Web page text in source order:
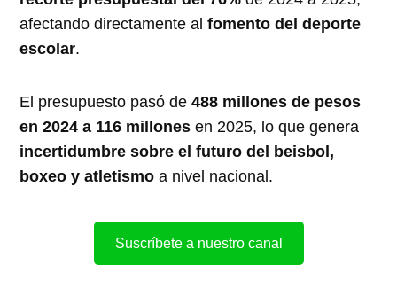
afectando directamente alfomento del deporte
escolar.
El presupuesto pasó de488 millones de pesos
en 2024 a 116 millones en 2025, lo que genera
incertidumbre sobre el futuro del beisbol,
boxeo y atletismo a nivel nacional.
Suscríbete a nuestro canal